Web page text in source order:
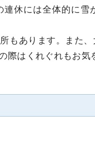
休には全体的に雪
もあります。また
はくれぐれもお気